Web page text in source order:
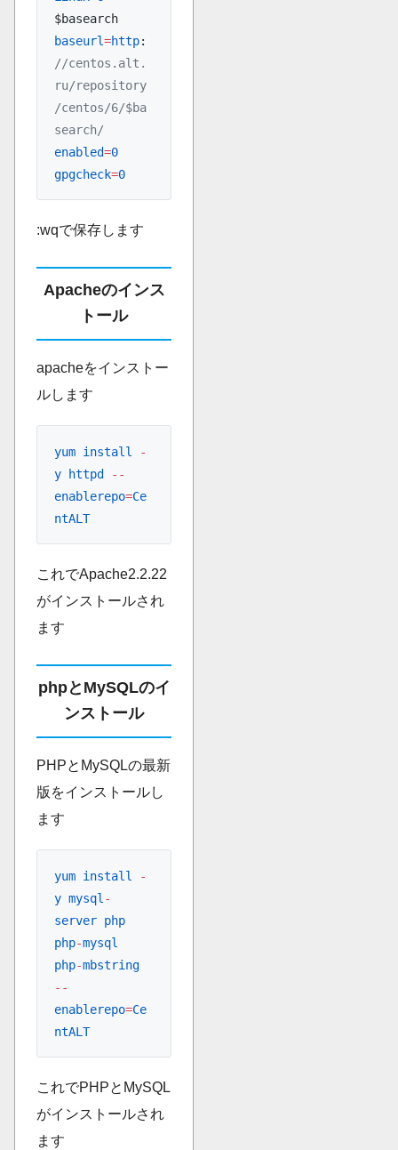
$basearch
baseurl=http:
//centos.alt.
ru/repository
/centos/6/$ba
search/
enabled=0
gpgcheck=0
:wqで保存します
Apacheのインス
トール
apacheをインストー
ルします
yum install
-
y httpd
--
enablerepo=Ce
ntALT
これでApache2.2.22
がインストールされ
ます
phpとMySQLのイ
ンストール
PHPとMySQLの最新
版をインストールし
ます
yum install
-
y mysql -
server php
php-mysql
php-mbstring
--
enablerepo=Ce
ntALT
これでPHPとMySQL
がインストールされ
ます